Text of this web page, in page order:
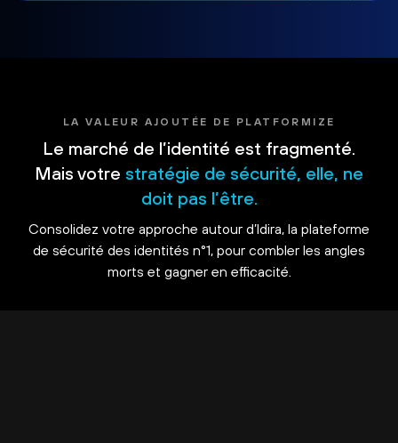
LA VALEUR AJOUTÉE DE PLATFORMIZE
Le marché de l’identité est fragmenté.
Mais votre stratégie de sécurité, elle, ne
doit pas l’être.
Consolidez votre approche autour d’Idira, la plateforme
de sécurité des identités n°1, pour combler les angles
morts et gagner en efficacité.